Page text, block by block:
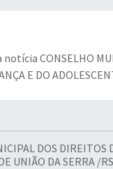
DOS DIREITOS
UNIÃO DA SERRA /RS